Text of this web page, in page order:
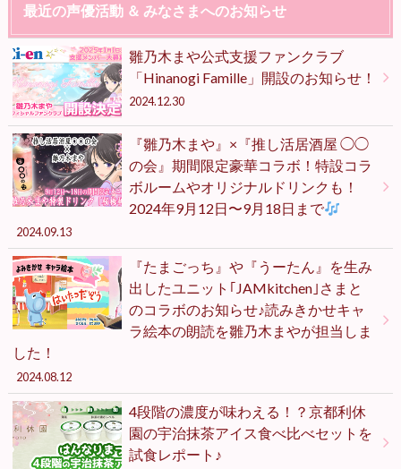
最近の声優活動 ＆ みなさまへのお知らせ
雛乃木まや公式支援ファンクラブ
「Hinanogi Famille」開設のお知らせ！
2024.12.30
『雛乃木まや』×『推し活居酒屋 ◯◯
の会』期間限定豪華コラボ！特設コラ
ボルームやオリジナルドリンクも！
2024年9月12日〜9月18日まで
2024.09.13
『たまごっち』や『うーたん』を生み
出したユニット｢JAMkitchen｣さまと
のコラボのお知らせ♪読みきかせキャ
ラ絵本の朗読を雛乃木まやが担当しま
した！
2024.08.12
4段階の濃度が味わえる！？京都利休
園の宇治抹茶アイス食べ比べセットを
試食レポート♪